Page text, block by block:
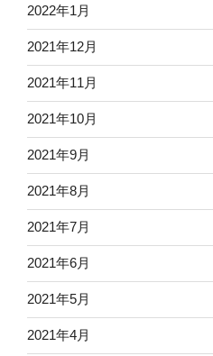
2022年1月
2021年12月
2021年11月
2021年10月
2021年9月
2021年8月
2021年7月
2021年6月
2021年5月
2021年4月